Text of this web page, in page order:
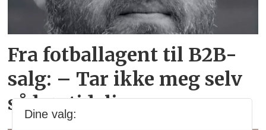
Fra fotballagent til B2B-
salg: – Tar ikke meg selv
så høytidelig
Dine valg: